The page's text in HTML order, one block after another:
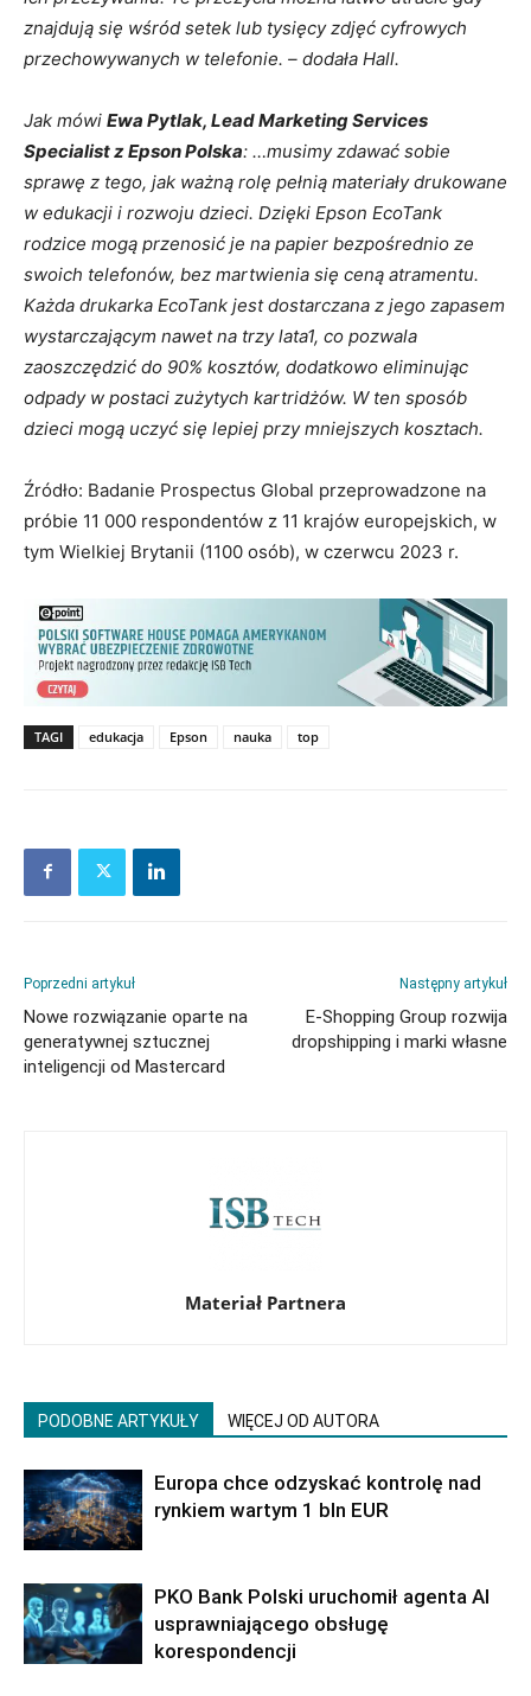
znajdują się wśród setek lub tysięcy zdjęć cyfrowych
przechowywanych w telefonie. – dodała Hall.
Jak mówi Ewa Pytlak, Lead Marketing Services
Specialist z Epson Polska: …musimy zdawać sobie
sprawę z tego, jak ważną rolę pełnią materiały drukowane
w edukacji i rozwoju dzieci. Dzięki Epson EcoTank
rodzice mogą przenosić je na papier bezpośrednio ze
swoich telefonów, bez martwienia się ceną atramentu.
Każda drukarka EcoTank jest dostarczana z jego zapasem
wystarczającym nawet na trzy lata1, co pozwala
zaoszczędzić do 90% kosztów, dodatkowo eliminując
odpady w postaci zużytych kartridżów. W ten sposób
dzieci mogą uczyć się lepiej przy mniejszych kosztach.
Źródło: Badanie Prospectus Global przeprowadzone na
próbie 11 000 respondentów z 11 krajów europejskich, w
tym Wielkiej Brytanii (1100 osób), w czerwcu 2023 r.
TAGI edukacja Epson nauka top
Poprzedni artykuł
Nowe rozwiązanie oparte na
generatywnej sztucznej
inteligencji od Mastercard
Następny artykuł
E-Shopping Group rozwija
dropshipping i marki własne
Materiał Partnera
PODOBNE ARTYKUŁY WIĘCEJ OD AUTORA
Europa chce odzyskać kontrolę nad
rynkiem wartym 1 bln EUR
PKO Bank Polski uruchomił agenta AI
usprawniającego obsługę
korespondencji